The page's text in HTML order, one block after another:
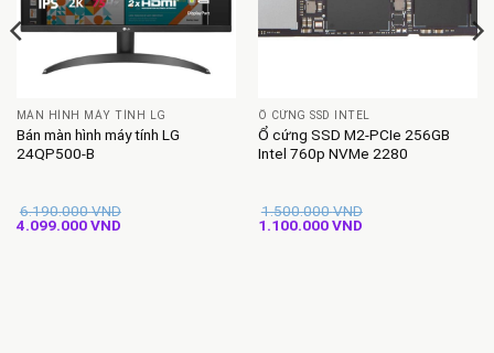
MÀN HÌNH MÁY TÍNH LG
Bán màn hình máy tính LG
24QP500-B
6.190.000VND
Giá
4.099.000VNDGiá
Ổ CỨNG SSD INTEL
Ổ cứng SSD M2-PCIe 256GB
Intel 760p NVMe 2280
1.500.000VND
Giá
1.100.000VNDGiá